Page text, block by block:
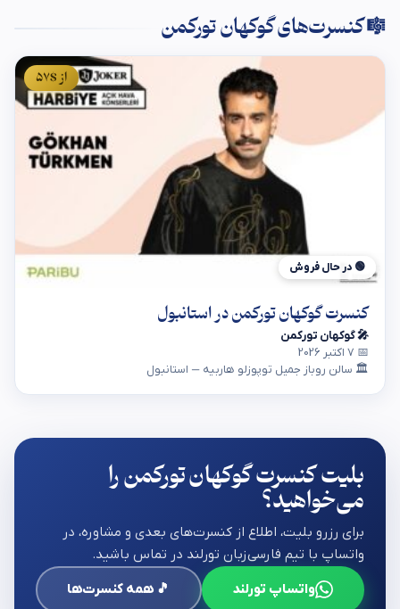
🎼 کنسرت‌های گوکهان تورکمن
🟢 در حال فروش
از $57
کنسرت گوکهان تورکمن در استانبول
🎤 گوکهان تورکمن
📅 7 اکتبر 2026
🏛 سالن روباز جمیل توپوزلو هاربیه — استانبول
بلیت کنسرت گوکهان تورکمن را
می‌خواهید؟
برای رزرو بلیت، اطلاع از کنسرت‌های بعدی و مشاوره، در
واتساپ با تیم فارسی‌زبان تورلند در تماس باشید.
واتساپ تورلند
🎵 همه کنسرت‌ها